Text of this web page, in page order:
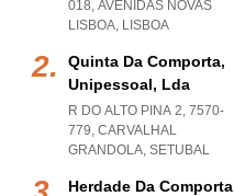
018, AVENIDAS NOVAS
LISBOA, LISBOA
Quinta Da Comporta,
Unipessoal, Lda
R DO ALTO PINA 2, 7570-
779, CARVALHAL
GRANDOLA, SETUBAL
Herdade Da Comporta